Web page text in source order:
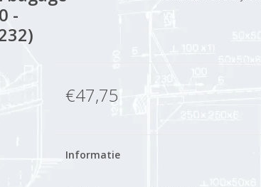
-
€47,75
Informatie